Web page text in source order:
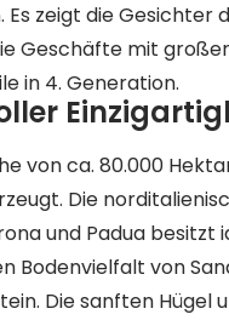
zeigt die Gesichter
Geschäfte mit
in 4. Generation.
von ca. 80.000
Die
und Padua besitzt
Bodenvielfalt von
Die sanften Hügel